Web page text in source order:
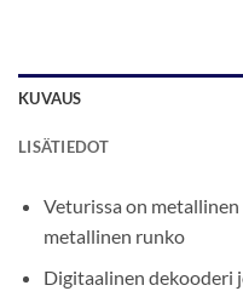
KUVAUS
LISÄTIEDOT
Veturissa on
metallinen runko
Digitaalinen dekooderi